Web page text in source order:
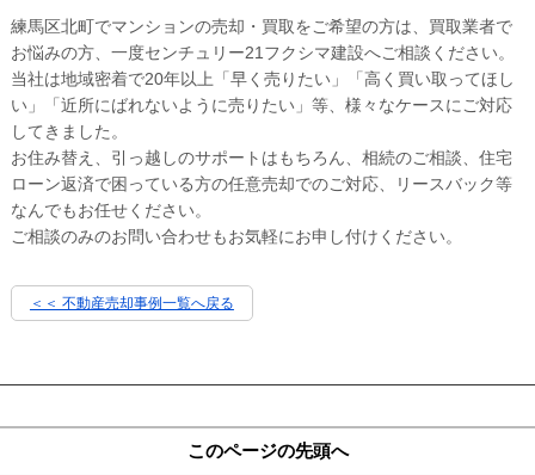
練馬区北町でマンションの売却・買取をご希望の方は、買取業者で
お悩みの方、一度センチュリー21フクシマ建設へご相談ください。
当社は地域密着で20年以上「早く売りたい」「高く買い取ってほし
い」「近所にばれないように売りたい」等、様々なケースにご対応
してきました。
お住み替え、引っ越しのサポートはもちろん、相続のご相談、住宅
ローン返済で困っている方の任意売却でのご対応、リースバック等
なんでもお任せください。
ご相談のみのお問い合わせもお気軽にお申し付けください。
＜＜ 不動産売却事例一覧へ戻る
このページの先頭へ